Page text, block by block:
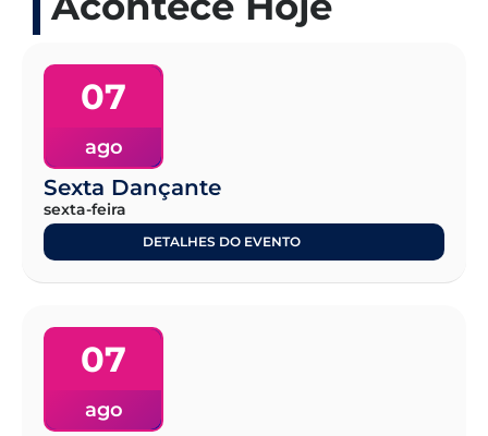
07
ago
Sexta Dançante
sexta-feira
DETALHES DO EVENTO
07
ago